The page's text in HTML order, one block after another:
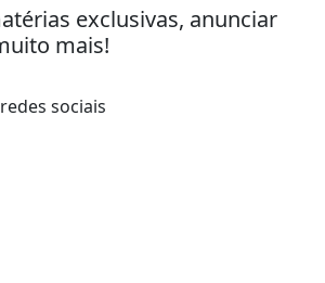
exclusivas, anunciar
mais!
sociais